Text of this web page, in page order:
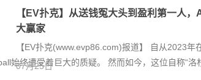
【EV扑克】从送钱冤大头到盈利第一人
大赢家
【EV扑克(www.evp86.com)报道】 自从2023年
始终遭受着巨大的质疑。 然而如今，这位自称“洛
07月25日